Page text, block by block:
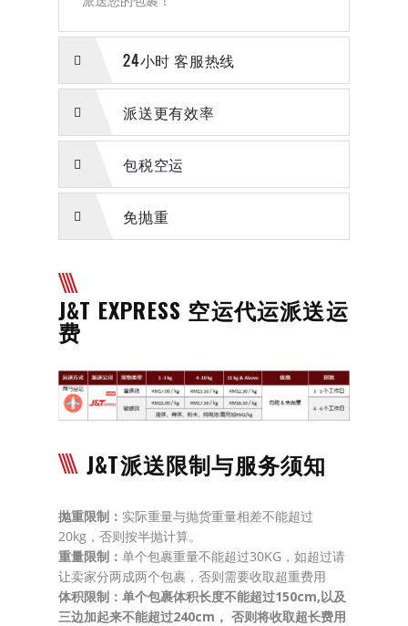
24小时 客服热线
派送更有效率
包税空运
免抛重
J&T EXPRESS 空运代运派送运
费
J&T派送限制与服务须知
抛重限制： 实际重量与抛货重量相差不能超过
20kg，否则按半抛计算。
重量限制： 单个包裹重量不能超过30KG，如超过请
让卖家分两成两个包裹，否则需要收取超重费用
体积限制：单个包裹体积长度不能超过150cm,以及
三边加起来不能超过240cm， 否则将收取超长费用